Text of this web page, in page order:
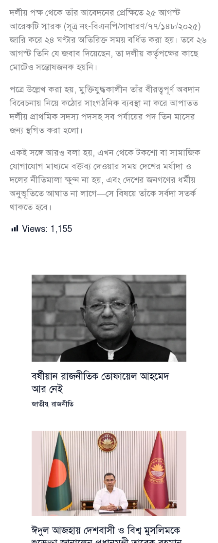
দলীয় পক্ষ থেকে তাঁর আবেদনের প্রেক্ষিতে ২৫ আগস্ট
আরেকটি স্মারক (সূত্র নং-বিএনপি/সাধারণ/৭৭/১৪৮/২০২৫)
জারি করে ২৪ ঘণ্টার অতিরিক্ত সময় বর্ধিত করা হয়। তবে ২৬
আগস্ট তিনি যে জবাব দিয়েছেন, তা দলীয় কর্তৃপক্ষের কাছে
মোটেও সন্তোষজনক হয়নি।
পত্রে উল্লেখ করা হয়, মুক্তিযুদ্ধকালীন তাঁর বীরত্বপূর্ণ অবদান
বিবেচনায় নিয়ে কঠোর সাংগঠনিক ব্যবস্থা না করে আপাতত
দলীয় প্রাথমিক সদস্য পদসহ সব পর্যায়ের পদ তিন মাসের
জন্য স্থগিত করা হলো।
একই সঙ্গে আরও বলা হয়, এখন থেকে টকশো বা সামাজিক
যোগাযোগ মাধ্যমে বক্তব্য দেওয়ার সময় দেশের মর্যাদা ও
দলের নীতিমালা ক্ষুণ্ন না হয়, এবং দেশের জনগণের ধর্মীয়
অনুভূতিতে আঘাত না লাগে—সে বিষয়ে তাঁকে সর্বদা সতর্ক
থাকতে হবে।
Views: 1,155
বর্ষীয়ান রাজনীতিক তোফায়েল আহমেদ
আর নেই
জাতীয়,রাজনীতি
ঈদুল আজহায় দেশবাসী ও বিশ্ব মুসলিমকে